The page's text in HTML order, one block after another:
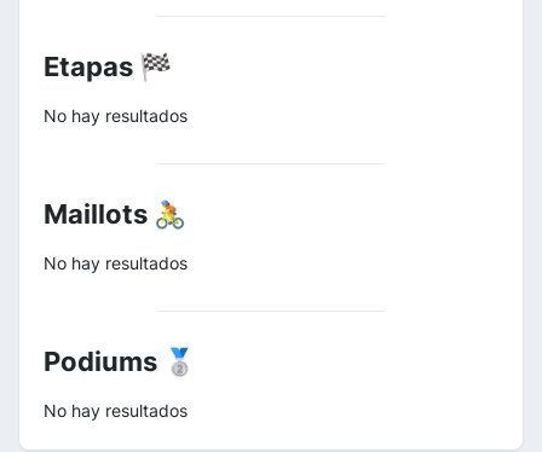
Etapas 🏁
No hay resultados
Maillots 🚴
No hay resultados
Podiums 🥈
No hay resultados